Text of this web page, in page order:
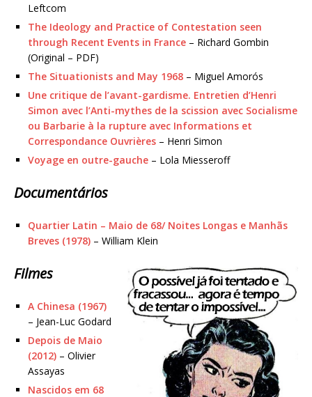
Leftcom
The Ideology and Practice of Contestation seen
through Recent Events in France – Richard Gombin
(Original – PDF)
The Situationists and May 1968 – Miguel Amorós
Une critique de l’avant-gardisme. Entretien d’Henri
Simon avec l’Anti-mythes de la scission avec Socialisme
ou Barbarie à la rupture avec Informations et
Correspondance Ouvrières – Henri Simon
Voyage en outre-gauche – Lola Miesseroff
Documentários
Quartier Latin – Maio de 68/ Noites Longas e Manhãs
Breves (1978) – William Klein
Filmes
A Chinesa (1967)
– Jean-Luc Godard
Depois de Maio
(2012) – Olivier
Assayas
Nascidos em 68